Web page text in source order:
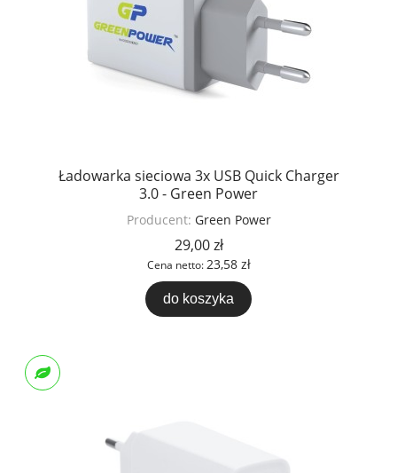
Ładowarka sieciowa 3x USB Quick Charger
3.0 - Green Power
Producent: Green Power
29,00 zł
Cena netto:23,58 zł
do koszyka